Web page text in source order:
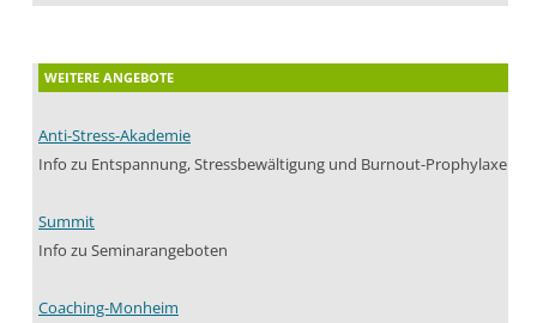
WEITERE ANGEBOTE
Anti-Stress-Akademie
Info zu Entspannung, Stressbewältigung und Burnout-Prophylaxe
Summit
Info zu Seminarangeboten
Coaching-Monheim